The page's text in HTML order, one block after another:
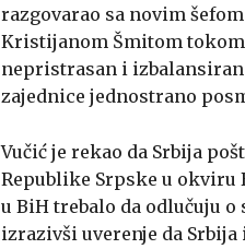
razgovarao sa novim
Kristijanom Šmitom
nepristrasan i
zajednice jednostrano
Vučić je rekao da Srbija
Republike Srpske u okviru
u BiH trebalo da odlučuju
izrazivši uverenje da